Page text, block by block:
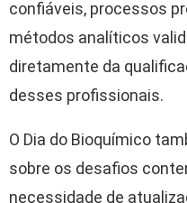
confiáveis, processos
métodos analíticos
diretamente da
desses profissionais.
O Dia do Bioquímico
sobre os desafios
necessidade de